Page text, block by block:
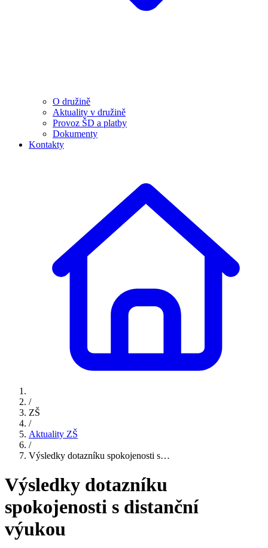
O družině
Aktuality v družině
Provoz ŠD a platby
Dokumenty
Kontakty
/
ZŠ
/
Aktuality ZŠ
/
Výsledky dotazníku spokojenosti s…
Výsledky dotazníku
spokojenosti s distanční
výukou